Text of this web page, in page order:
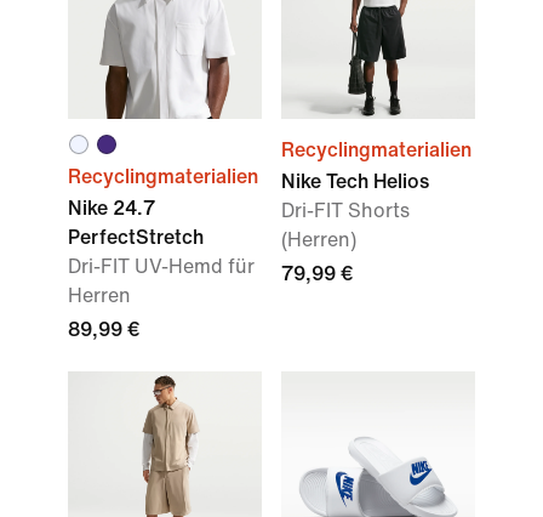
Recyclingmaterialien
Nike 24.7
PerfectStretch
Dri-FIT UV-Hemd für
Herren
89,99 €
Recyclingmaterialien
Nike Tech Helios
Dri-FIT Shorts
(Herren)
79,99 €